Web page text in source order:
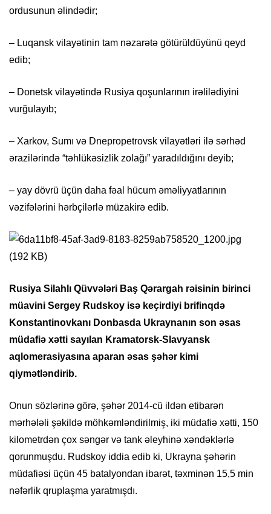
ordusunun əlindədir;
– Luqansk vilayətinin tam nəzarətə götürüldüyünü qeyd
edib;
– Donetsk vilayətində Rusiya qoşunlarının irəlilədiyini
vurğulayıb;
– Xarkov, Sumı və Dnepropetrovsk vilayətləri ilə sərhəd
ərazilərində “təhlükəsizlik zolağı” yaradıldığını deyib;
– yay dövrü üçün daha fəal hücum əməliyyatlarının
vəzifələrini hərbçilərlə müzakirə edib.
Rusiya Silahlı Qüvvələri Baş Qərargah rəisinin birinci
müavini Sergey Rudskoy isə keçirdiyi brifinqdə
Konstantinovkanı Donbasda Ukraynanın son əsas
müdafiə xətti sayılan Kramatorsk-Slavyansk
aqlomerasiyasına aparan əsas şəhər kimi
qiymətləndirib.
Onun sözlərinə görə, şəhər 2014-cü ildən etibarən
mərhələli şəkildə möhkəmləndirilmiş, iki müdafiə xətti, 150
kilometrdən çox səngər və tank əleyhinə xəndəklərlə
qorunmuşdu. Rudskoy iddia edib ki, Ukrayna şəhərin
müdafiəsi üçün 45 batalyondan ibarət, təxminən 15,5 min
nəfərlik qruplaşma yaratmışdı.